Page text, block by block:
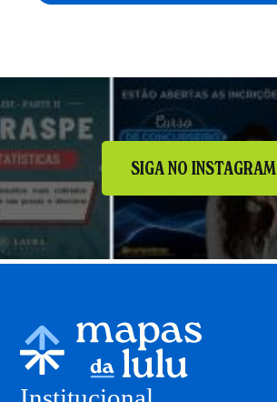
SIGA NO INSTAGRAM